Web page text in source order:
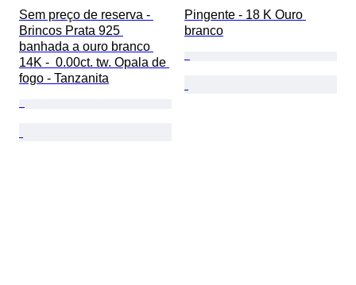
Sem preço de reserva -
Brincos Prata 925
banhada a ouro branco
14K -  0.00ct. tw. Opala de
fogo - Tanzanita
Pingente - 18 K Ouro
branco